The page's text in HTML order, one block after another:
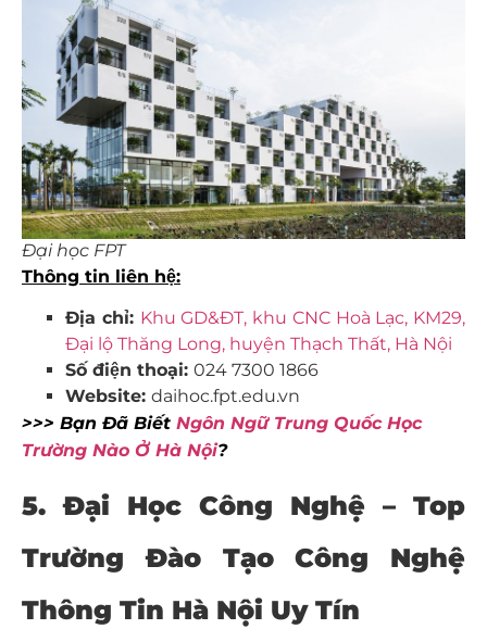
Đại học FPT
Thông tin liên hệ:
Địa chỉ: Khu GD&ĐT, khu CNC Hoà Lạc, KM29,
Đại lộ Thăng Long, huyện Thạch Thất, Hà Nội
Số điện thoại: 024 7300 1866
Website: daihoc.fpt.edu.vn
>>> Bạn Đã Biết Ngôn Ngữ Trung Quốc Học
Trường Nào Ở Hà Nội?
5. Đại Học Công Nghệ – Top
Trường Đào Tạo Công Nghệ
Thông Tin Hà Nội Uy Tín